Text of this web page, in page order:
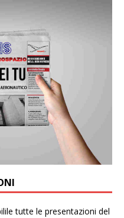
tutte le presentazioni del